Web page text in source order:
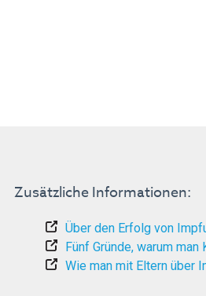
Zusätzliche Informationen:
Über den Erfolg von
Fünf Gründe, warum
Wie man mit Eltern über